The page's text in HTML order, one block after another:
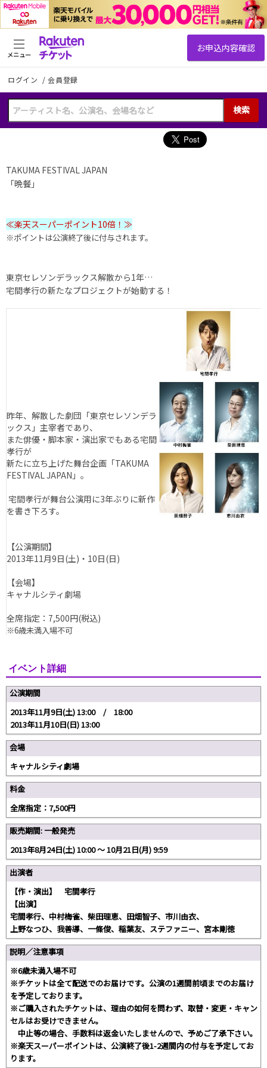
ログイン /会員登録
検索
メニュー
TAKUMA FESTIVAL JAPAN
「晩餐」
≪楽天スーパーポイント10倍！≫
※ポイントは公演終了後に付与されます。
東京セレソンデラックス解散から1年…
宅間孝行の新たなプロジェクトが始動する！
昨年、解散した劇団「東京セレソンデラ
ックス」主宰者であり、
また俳優・脚本家・演出家でもある宅間
孝行が
新たに立ち上げた舞台企画「TAKUMA
FESTIVAL JAPAN」。
宅間孝行が舞台公演用に3年ぶりに新作
を書き下ろす。
【公演期間】
2013年11月9日(土)・10日(日)
【会場】
キャナルシティ劇場
全席指定：7,500円(税込)
※6歳未満入場不可
イベント詳細
公演期間
2013年11月9日(土) 13:00 / 18:00
2013年11月10日(日) 13:00
会場
キャナルシティ劇場
料金
全席指定：7,500円
販売期間: 一般発売
2013年8月24日(土) 10:00 〜 10月21日(月) 9:59
出演者
【作・演出】 宅間孝行
【出演】
宅間孝行、中村梅雀、柴田理恵、田畑智子、市川由衣、
上野なつひ、我善導、一條俊、稲葉友、ステファニー、宮本剛徳
説明／注意事項
※6歳未満入場不可
※チケットは全て配送でのお届けです。公演の1週間前頃までのお届け
を予定しております。
※ご購入されたチケットは、理由の如何を問わず、取替・変更・キャン
セルはお受けできません。
中止等の場合、手数料は返金いたしませんので、予めご了承下さい。
※楽天スーパーポイントは、公演終了後1-2週間内の付与を予定してお
ります。